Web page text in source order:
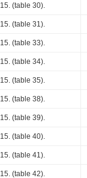
15. (table 30).
15. (table 31).
15. (table 33).
15. (table 34).
15. (table 35).
15. (table 38).
15. (table 39).
15. (table 40).
15. (table 41).
15. (table 42).